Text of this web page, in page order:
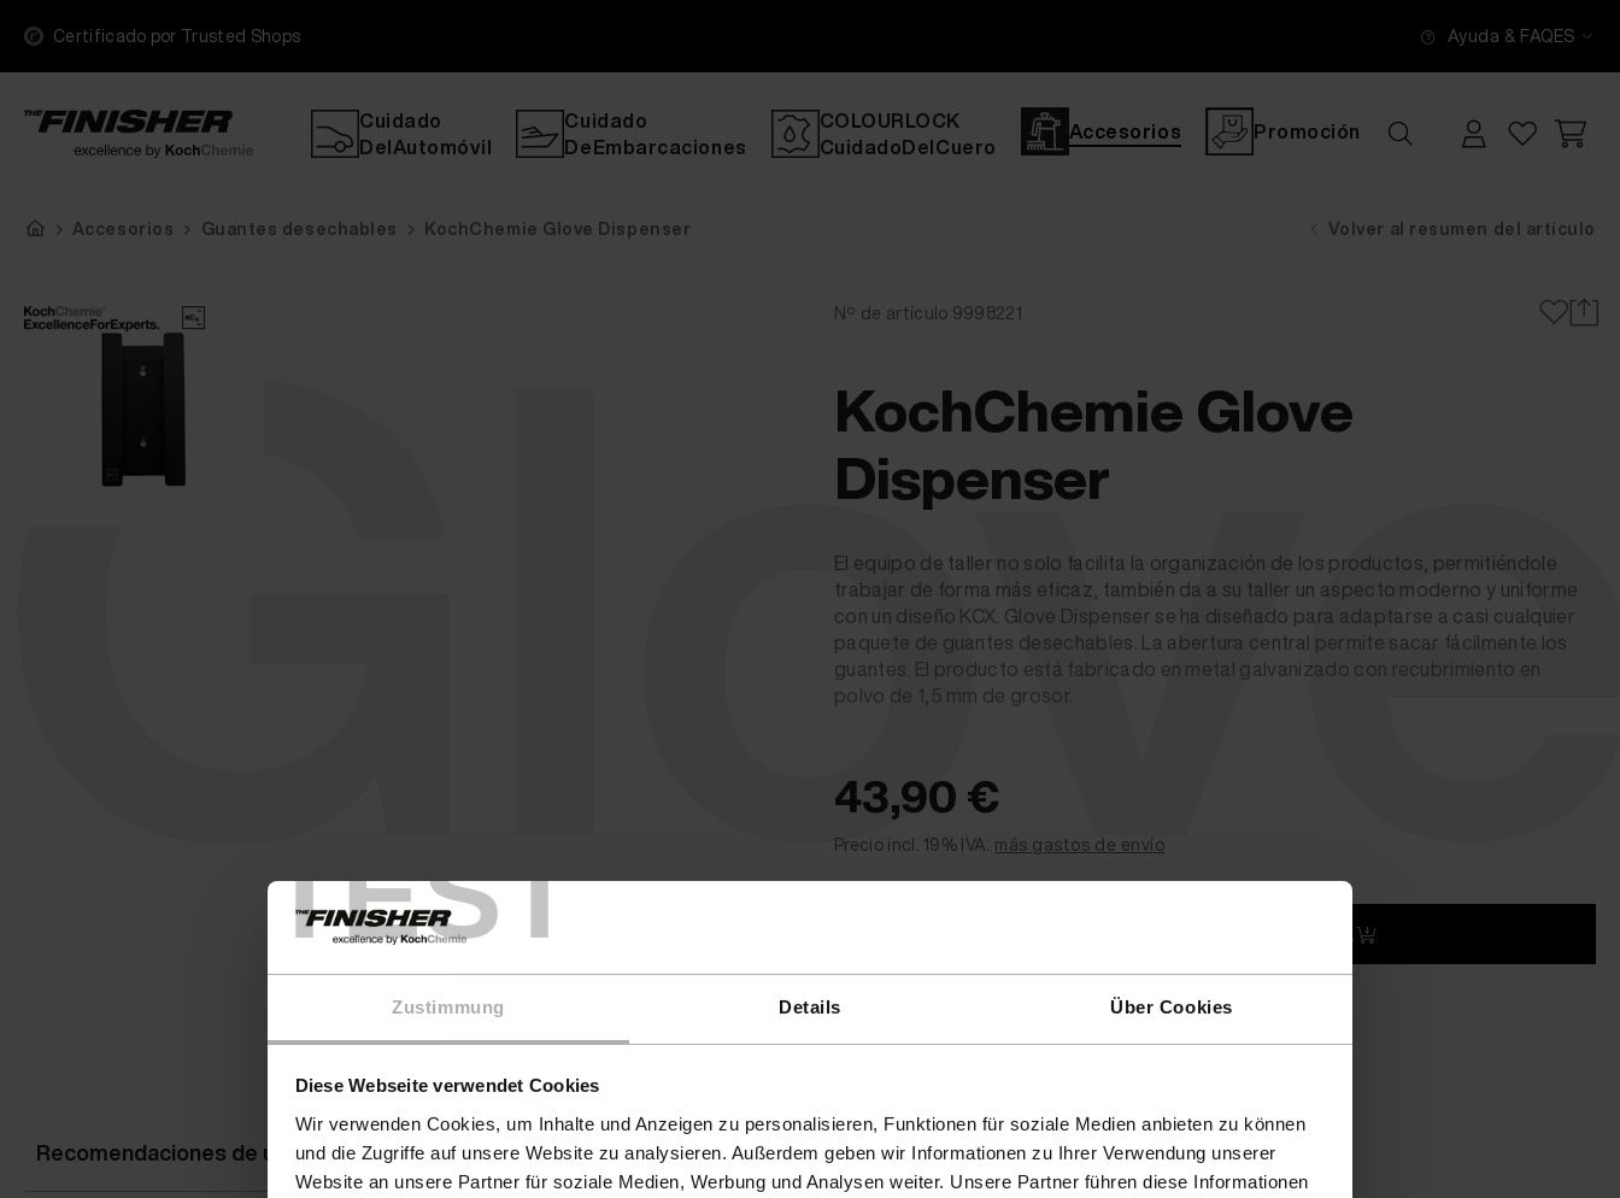
TEST
Zustimmung Details Über Cookies
Diese Webseite verwendet Cookies
Wir verwenden Cookies, um Inhalte und Anzeigen zu personalisieren, Funktionen für soziale Medien anbieten zu können
und die Zugriffe auf unsere Website zu analysieren. Außerdem geben wir Informationen zu Ihrer Verwendung unserer
Website an unsere Partner für soziale Medien, Werbung und Analysen weiter. Unsere Partner führen diese Informationen
Certificado por Trusted Shops Ayuda & FAQES
Cuidado
DelAutomóvil
Cuidado
DeEmbarcaciones
COLOURLOCK
CuidadoDelCuero
Accesorios Promoción
Accesorios Guantes desechables KochChemie Glove Dispenser Volver al resumen del artículo
Nº de artículo 9998221
KochChemie Glove
Dispenser
El equipo de taller no solo facilita la organización de los productos, permitiéndole
trabajar de forma más eficaz, también da a su taller un aspecto moderno y uniforme
con un diseño KCX. Glove Dispenser se ha diseñado para adaptarse a casi cualquier
paquete de guantes desechables. La abertura central permite sacar fácilmente los
guantes. El producto está fabricado en metal galvanizado con recubrimiento en
polvo de 1,5 mm de grosor.
43,90 €
Precio incl. 19% IVA. más gastos de envío
Añadir a la cesta
(2 - 4 días de plazo de entrega)
Recomendaciones de uso